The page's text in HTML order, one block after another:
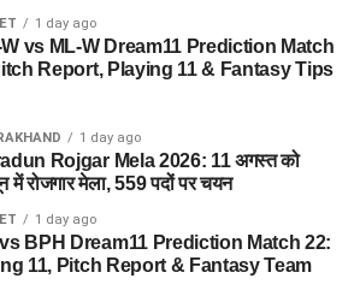
प्रक्रिया (How
का पंजीकरण 04 अगस्त, 2026से शुरू हो
में शामिल होने से पहले किसी भी कार्य
अपना पंजीकरण करा सकते हैं।
(Documents
1 day ago
W vs ML-W Dream11 Prediction Match
Report, Playing 11 & Fantasy Tips
1 day ago
Rojgar Mela 2026: 11 अगस्त को
में रोजगार मेला, 559 पदों पर चयन
1 day ago
BPH Dream11 Prediction Match 22:
11, Pitch Report & Fantasy Team